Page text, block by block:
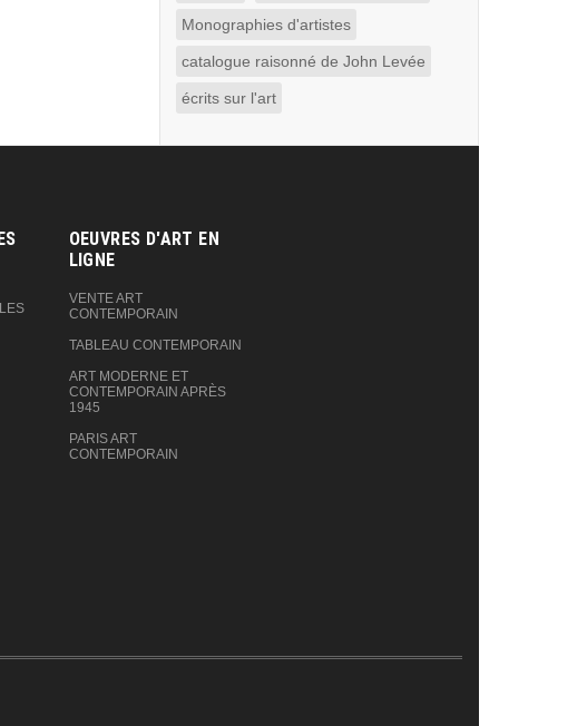
Monographies d'artistes
catalogue raisonné de John Levée
écrits sur l'art
OEUVRES D'ART EN
LIGNE‎
VENTE ART
CONTEMPORAIN
TABLEAU CONTEMPORAIN
ART MODERNE ET
CONTEMPORAIN APRÈS
1945
PARIS ART
CONTEMPORAIN